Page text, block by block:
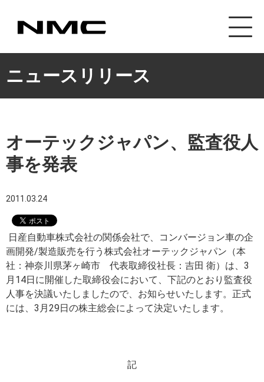
カスタマイズ事
ニュースリリース
オーテックジャパン、監査役人
事を発表
2011.03.24
日産自動車株式会社の関係会社で、コンバージョン車の企
画開発/製造販売を行う株式会社オーテックジャパン（本
社：神奈川県茅ヶ崎市 代表取締役社長：吉田 衛）は、3
月14日に開催した取締役会において、下記のとおり監査役
人事を決議いたしましたので、お知らせいたします。正式
には、3月29日の株主総会によって決定いたします。
記